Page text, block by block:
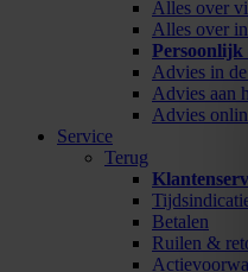
Alles over
Alles over
Persoonlijk
Advies in
Advies aan
Advies
Service
Terug
Betalen
Ruilen &